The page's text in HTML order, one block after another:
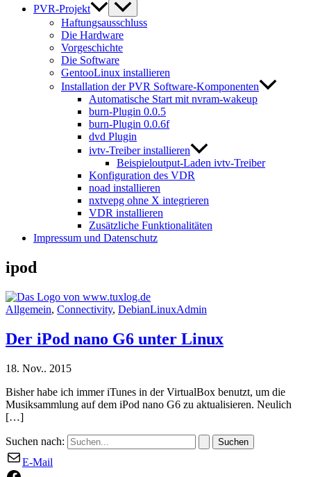
PVR-Projekt
Haftungsausschluss
Die Hardware
Vorgeschichte
Die Software
GentooLinux installieren
Installation der PVR Software-Komponenten
Automatische Start mit nvram-wakeup
burn-Plugin 0.0.5
burn-Plugin 0.0.6f
dvd Plugin
ivtv-Treiber installieren
Beispieloutput-Laden ivtv-Treiber
Konfiguration des VDR
noad installieren
nxtvepg ohne X integrieren
VDR installieren
Zusätzliche Funktionalitäten
Impressum und Datenschutz
ipod
Allgemein, Connectivity, DebianLinuxAdmin
Der iPod nano G6 unter Linux
18. Nov.. 2015
Bisher habe ich immer iTunes in der VirtualBox benutzt, um die
Musiksammlung auf dem iPod nano G6 zu aktualisieren. Neulich
[…]
Suchen nach:
E-Mail